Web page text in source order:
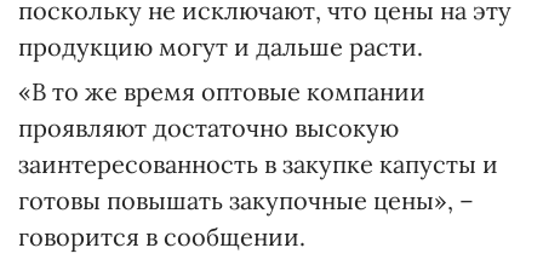
поскольку не исключают, что цены на эту
продукцию могут и дальше расти.
«В то же время оптовые компании
проявляют достаточно высокую
заинтересованность в закупке капусты и
готовы повышать закупочные цены», –
говорится в сообщении.